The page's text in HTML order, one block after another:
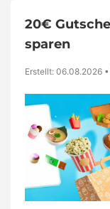
20€
sparen
Erstellt: 06.08.2026 •